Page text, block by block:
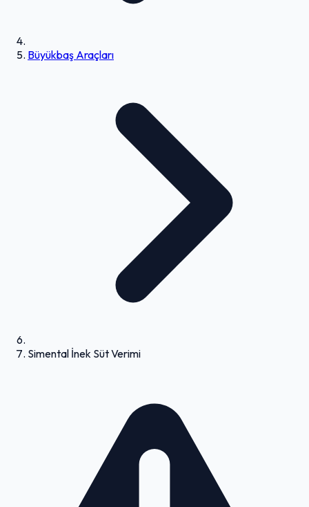
Büyükbaş Araçları
Simental İnek Süt Verimi